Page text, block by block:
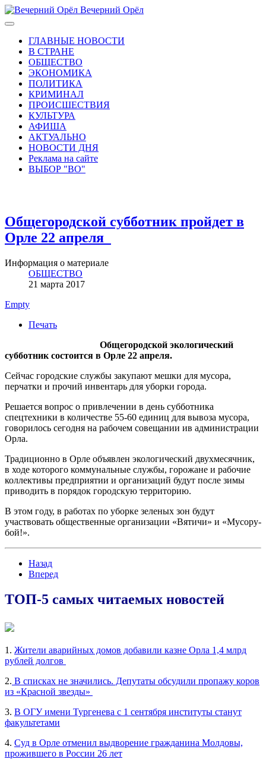
Вечерний Орёл
ГЛАВНЫЕ НОВОСТИ
В СТРАНЕ
ОБЩЕСТВО
ЭКОНОМИКА
ПОЛИТИКА
КРИМИНАЛ
ПРОИСШЕСТВИЯ
КУЛЬТУРА
АФИША
АКТУАЛЬНО
НОВОСТИ ДНЯ
Реклама на сайте
ВЫБОР "ВО"
Общегородской субботник пройдет в
Орле 22 апреля
Информация о материале
ОБЩЕСТВО
21 марта 2017
Empty
Печать
Общегородской экологический
субботник состоится в Орле 22 апреля.
Сейчас городские службы закупают мешки для мусора,
перчатки и прочий инвентарь для уборки города.
Решается вопрос о привлечении в день субботника
спецтехники в количестве 55-60 единиц для вывоза мусора,
говорилось сегодня на рабочем совещании ив администрации
Орла.
Традиционно в Орле объявлен экологический двухмесячник,
в ходе которого коммунальные службы, горожане и рабочие
коллективы предприятии и организаций будут после зимы
приводить в порядок городскую территорию.
В этом году, в работах по уборке зеленых зон будут
участвовать общественные организации «Вятичи» и «Мусору-
бой!».
Назад
Вперед
ТОП-5 самых читаемых новостей
1. Жители аварийных домов добавили казне Орла 1,4 млрд
рублей долгов
2. В списках не значились. Депутаты обсудили пропажу коров
из «Красной звезды»
3. В ОГУ имени Тургенева с 1 сентября институты станут
факультетами
4. Суд в Орле отменил выдворение гражданина Молдовы,
прожившего в России 26 лет